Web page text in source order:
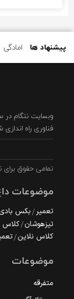
پیشنهاد ها امادگی
فناوری راه اندازی
تمامی حقوق برای
موضوعات
تعمیر بکس
تیزهوشان کلاس
کلاس نلاین
موضوعات
متفرقه